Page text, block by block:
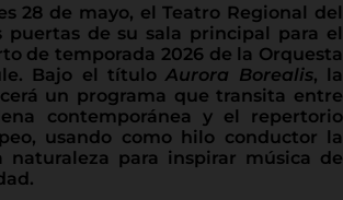
28 de mayo, el Teatro Regional del
puertas de su sala principal para el
de temporada 2026 de la Orquesta
Bajo el títuloAurora Borealis, la
un programa que transita entre
contemporánea y el repertorio
usando como hilo conductor la
naturaleza para inspirar música de